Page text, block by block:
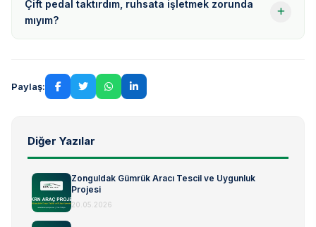
Çift pedal taktırdım, ruhsata işletmek zorunda
mıyım?
Paylaş:
Diğer Yazılar
Zonguldak Gümrük Aracı Tescil ve Uygunluk
Projesi
20.05.2026